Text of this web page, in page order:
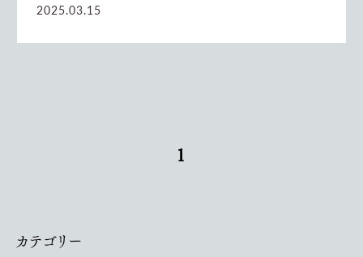
2025.03.15
1
カテゴリー